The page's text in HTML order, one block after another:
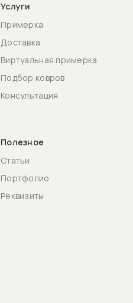
Услуги
Примерка
Доставка
Виртуальная примерка
Подбор ковров
Консультация
Полезное
Статьи
Портфолио
Реквизиты